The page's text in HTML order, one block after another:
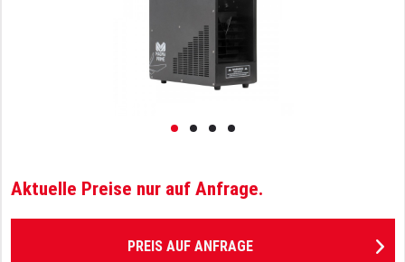
Aktuelle Preise nur auf Anfrage.
PREIS AUF ANFRAGE